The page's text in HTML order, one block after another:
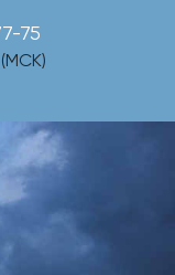
75
(МСК)